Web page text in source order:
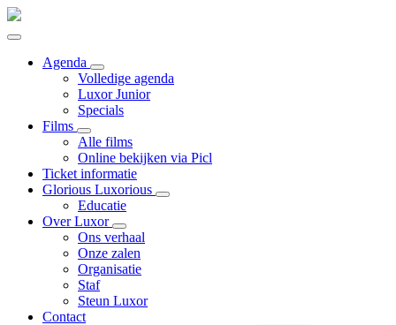
Agenda
Volledige agenda
Luxor Junior
Specials
Films
Alle films
Online bekijken via Picl
Ticket informatie
Glorious Luxorious
Educatie
Over Luxor
Ons verhaal
Onze zalen
Organisatie
Staf
Steun Luxor
Contact